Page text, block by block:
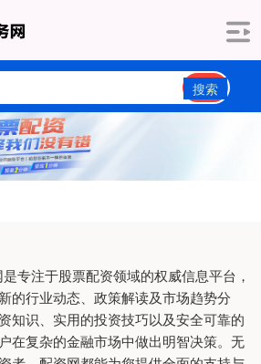
搜索
专注于股票配资领域的权威信息平台，
的行业动态、政策解读及市场趋势分
知识、实用的投资技巧以及安全可靠的
在复杂的金融市场中做出明智决策。无